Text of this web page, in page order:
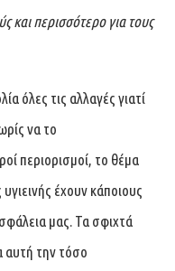
και περισσότερο για τους
όλες τις αλλαγές γιατί
να το
περιορισμοί, το θέμα
έχουν κάποιους
μας. Τα σφιχτά
αυτή την τόσο